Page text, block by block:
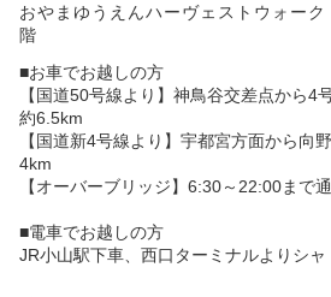
おやまゆうえんハーヴェストウォー
階
■お車でお越しの方
【国道50号線より】神鳥谷交差点から4
約6.5km
【国道新4号線より】宇都宮方面から向
4km
【オーバーブリッジ】6:30～22:00まで
■電車でお越しの方
JR小山駅下車、西口ターミナルよりシャ